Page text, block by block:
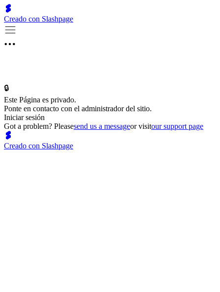
Creado con Slashpage
🔒
Este Página es privado.
Ponte en contacto con el administrador del sitio.
Iniciar sesión
Got a problem? Pleasesend us a messageor visitour support page
Creado con Slashpage